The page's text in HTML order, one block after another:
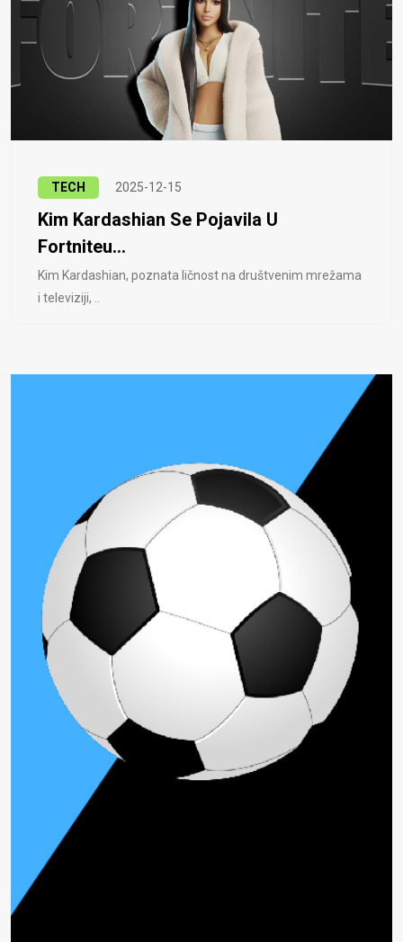
TECH 2025-12-15
Kim Kardashian Se Pojavila U
Fortniteu...
Kim Kardashian, poznata ličnost na društvenim mrežama
i televiziji, ..